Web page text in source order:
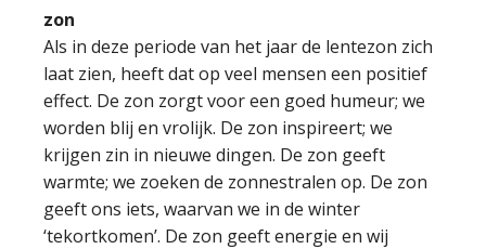
zon
Als in deze periode van het jaar de lentezon zich
laat zien, heeft dat op veel mensen een positief
effect. De zon zorgt voor een goed humeur; we
worden blij en vrolijk. De zon inspireert; we
krijgen zin in nieuwe dingen. De zon geeft
warmte; we zoeken de zonnestralen op. De zon
geeft ons iets, waarvan we in de winter
‘tekortkomen’. De zon geeft energie en wij